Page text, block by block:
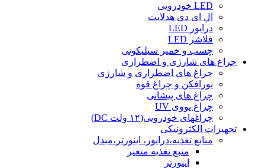
LED خودرویی
ال ای دی هدلایت
درایور LED
فلاشر LED
چسب و خمیر سیلیکونی
چراغ های شارژی و اضطراری
چراغ های اضطراری و شارژی
نورافکن و چراغ قوه
چراغ های پیشانی
چراغ یووی UV
چراغهای خودرویی(۱۲ ولت DC)
تجهیزات الکترونیکی
منابع تغذیه،درایور، اینورتر،مبدل
منبع تغذیه متغیر
اینورتر